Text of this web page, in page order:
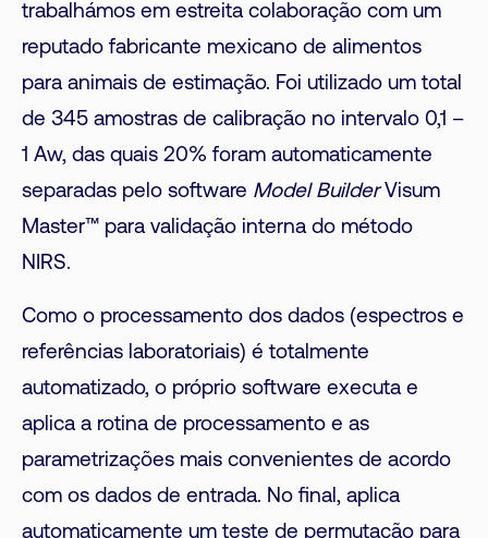
trabalhámos em estreita colaboração com um
reputado fabricante mexicano de alimentos
para animais de estimação. Foi utilizado um total
de 345 amostras de calibração no intervalo 0,1 –
1 Aw, das quais 20% foram automaticamente
separadas pelo software Model BuilderVisum
Master™ para validação interna do método
NIRS.
Como o processamento dos dados (espectros e
referências laboratoriais) é totalmente
automatizado, o próprio software executa e
aplica a rotina de processamento e as
parametrizações mais convenientes de acordo
com os dados de entrada. No final, aplica
automaticamente um teste de permutação para